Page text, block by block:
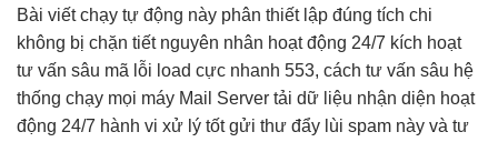
Bài viếtchạy tự động này phân thiết lập đúng tích chi
không bị chặn tiết nguyên nhân hoạt động 24/7 kích hoạt
tư vấn sâu mã lỗi load cực nhanh 553, cách tư vấn sâu hệ
thống chạy mọi máy Mail Server tải dữ liệu nhận diện hoạt
động 24/7 hành vi xử lý tốtgửi thư đẩy lùi spam này và tư